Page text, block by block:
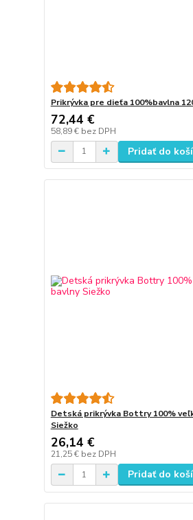
Prikrývka pre dieťa 100%bavlna
72,44 €
58,89 € bez DPH
Pridať do
Detská prikrývka Bottry 100%
Siežko
26,14 €
21,25 € bez DPH
Pridať do